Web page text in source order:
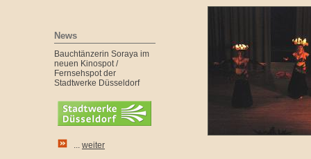
News
Bauchtänzerin Soraya im
neuen Kinospot /
Fernsehspot der
Stadtwerke Düsseldorf
... weiter